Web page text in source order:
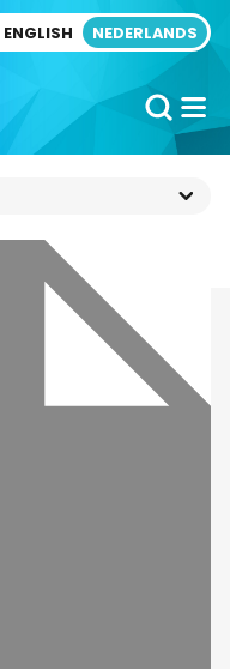
ENGLISH NEDERLANDS